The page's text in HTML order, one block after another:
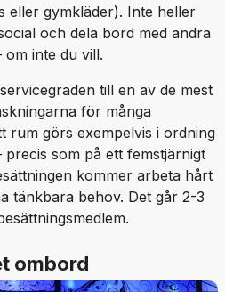
eller gymkläder). Inte heller
och dela bord med andra
om inte du vill.
till en av de mest
för många
rum görs exempelvis i ordning
precis som på ett femstjärnigt
kommer arbeta hårt
tänkbara behov. Det går 2-3
ombord